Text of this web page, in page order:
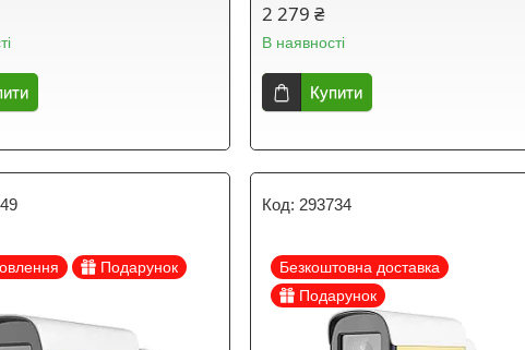
2 279 ₴
В наявності
Купити
Подарунок
293734
Безкоштовна доставка
Подарунок